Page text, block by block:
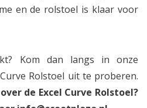
en de rolstoel is klaar voor
Kom dan langs in onze
Rolstoel uit te proberen.
de Excel Curve Rolstoel?